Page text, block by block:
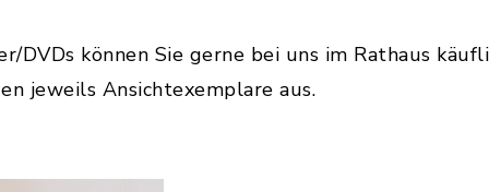
DVDs können Sie gerne bei uns im Rathaus
jeweils Ansichtexemplare aus.